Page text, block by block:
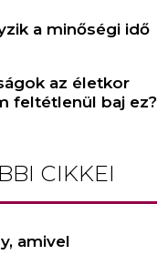
a minőségi idő
az életkor
feltétlenül baj ez?
CIKKEI
amivel